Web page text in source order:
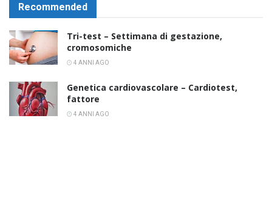
Recommended
Tri-test – Settimana di gestazione,
cromosomiche
4 ANNI AGO
Genetica cardiovascolare – Cardiotest,
fattore
4 ANNI AGO